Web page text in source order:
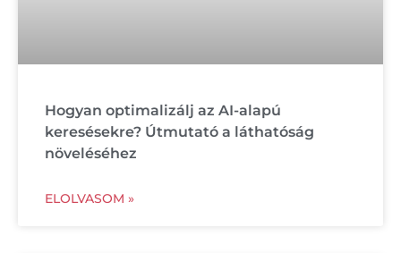
Hogyan optimalizálj az AI-alapú
keresésekre? Útmutató a láthatóság
növeléséhez
ELOLVASOM »